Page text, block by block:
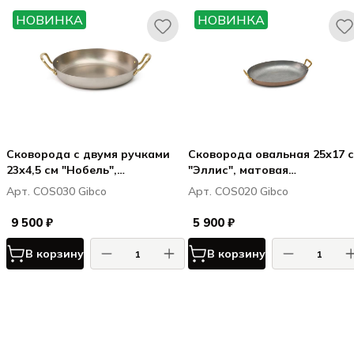
НОВИНКА
Сковорода с двумя ручками
23х4,5 см "Нобель",
мельхиоровая
Арт. COS030 Gibco
9 500 ₽
В корзину
НОВИНКА
Сковорода овальная 25х17
"Эллис", матовая
нержавеющая сталь с
покрытием снаружи
Арт. COS020 Gibco
5 900 ₽
В корзину